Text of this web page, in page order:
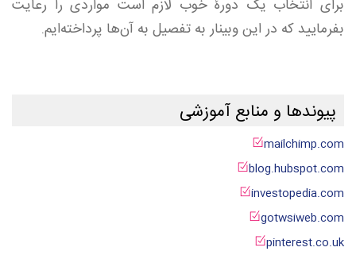
برای انتخاب یک دورۀ خوب لازم است مواردی را رعایت
بفرمایید که در این وبینار به تفصیل به آن‌ها پرداخته‌ایم.
پیوندها و منابع آموزشی
mailchimp.com
blog.hubspot.com
investopedia.com
gotwsiweb.com
pinterest.co.uk